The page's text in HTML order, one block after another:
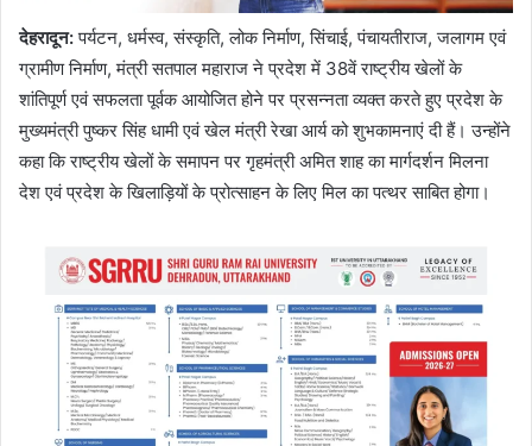
देहरादून:पर्यटन, धर्मस्व, संस्कृति, लोक निर्माण, सिंचाई, पंचायतीराज, जलागम एवं
ग्रामीण निर्माण, मंत्री सतपाल महाराज ने प्रदेश में 38वें राष्ट्रीय खेलों के
शांतिपूर्ण एवं सफलता पूर्वक आयोजित होने पर प्रसन्नता व्यक्त करते हुए प्रदेश के
मुख्यमंत्री पुष्कर सिंह धामी एवं खेल मंत्री रेखा आर्य को शुभकामनाएं दी हैं। उन्होंने
कहा कि राष्ट्रीय खेलों के समापन पर गृहमंत्री अमित शाह का मार्गदर्शन मिलना
देश एवं प्रदेश के खिलाड़ियों के प्रोत्साहन के लिए मिल का पत्थर साबित होगा।